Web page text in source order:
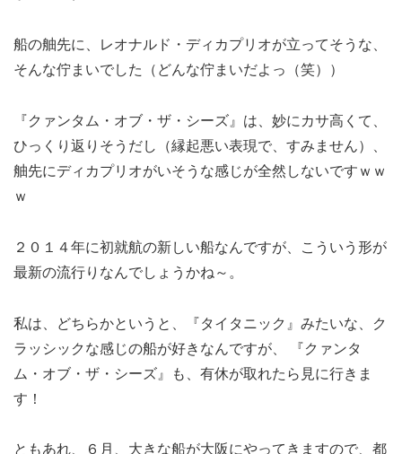
船の舳先に、レオナルド・ディカプリオが立ってそうな、
そんな佇まいでした（どんな佇まいだよっ（笑））
『クァンタム・オブ・ザ・シーズ』は、妙にカサ高くて、
ひっくり返りそうだし（縁起悪い表現で、すみません）、
舳先にディカプリオがいそうな感じが全然しないですｗｗ
ｗ
２０１４年に初就航の新しい船なんですが、こういう形が
最新の流行りなんでしょうかね～。
私は、どちらかというと、『タイタニック』みたいな、ク
ラッシックな感じの船が好きなんですが、 『クァンタ
ム・オブ・ザ・シーズ』も、有休が取れたら見に行きま
す！
ともあれ、６月、大きな船が大阪にやってきますので、都